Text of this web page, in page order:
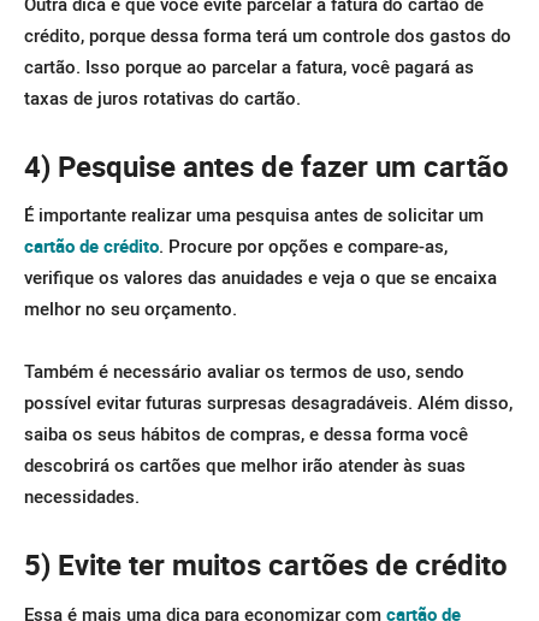
crédito, porque dessa forma terá um controle dos gastos do
cartão. Isso porque ao parcelar a fatura, você pagará as
taxas de juros rotativas do cartão.
4) Pesquise antes de fazer um cartão
É importante realizar uma pesquisa antes de solicitar um
cartão de crédito. Procure por opções e compare-as,
verifique os valores das anuidades e veja o que se encaixa
melhor no seu orçamento.
Também é necessário avaliar os termos de uso, sendo
possível evitar futuras surpresas desagradáveis. Além disso,
saiba os seus hábitos de compras, e dessa forma você
descobrirá os cartões que melhor irão atender às suas
necessidades.
5) Evite ter muitos cartões de crédito
Essa é mais uma dica para economizar com cartão de